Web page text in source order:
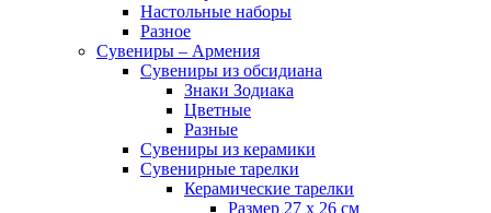
Настольные наборы
Разное
Сувениры – Армения
Сувениры из обсидиана
Знаки Зодиака
Цветные
Разные
Сувениры из керамики
Сувенирные тарелки
Керамические тарелки
Размер 27 х 26 см